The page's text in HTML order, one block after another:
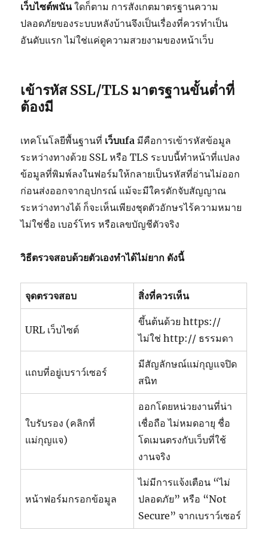
เว็บไซต์พนันใดก็ตาม การสังเกตมาตรฐานความ
ปลอดภัยของระบบหลังบ้านจึงเป็นเรื่องที่ควรทำเป็น
อันดับแรก ไม่ใช่แค่ดูความสวยงามของหน้าเว็บ
เข้ารหัส SSL/TLS มาตรฐานขั้นต่ำที่
ต้องมี
เทคโนโลยีพื้นฐานที่ เว็บufa มีคือการเข้ารหัสข้อมูล
ระหว่างทางด้วย SSL หรือ TLS ระบบนี้ทำหน้าที่แปลง
ข้อมูลที่พิมพ์ลงในฟอร์มให้กลายเป็นรหัสที่อ่านไม่ออก
ก่อนส่งออกจากอุปกรณ์ แม้จะมีใครดักจับสัญญาณ
ระหว่างทางได้ ก็จะเห็นเพียงชุดตัวอักษรไร้ความหมาย
ไม่ใช่ชื่อ เบอร์โทร หรือเลขบัญชีตัวจริง
วิธีตรวจสอบด้วยตัวเองทำได้ไม่ยาก ดังนี้
จุดตรวจสอบ สิ่งที่ควรเห็น
URL เว็บไซต์
ขึ้นต้นด้วย https://
ไม่ใช่ http:// ธรรมดา
แถบที่อยู่เบราว์เซอร์
มีสัญลักษณ์แม่กุญแจปิด
สนิท
ใบรับรอง (คลิกที่
แม่กุญแจ)
ออกโดยหน่วยงานที่น่า
เชื่อถือ ไม่หมดอายุ ชื่อ
โดเมนตรงกับเว็บที่ใช้
งานจริง
หน้าฟอร์มกรอกข้อมูล
ไม่มีการแจ้งเตือน “ไม่
ปลอดภัย” หรือ “Not
Secure” จากเบราว์เซอร์